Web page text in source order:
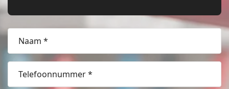
Naam
(Vereist)